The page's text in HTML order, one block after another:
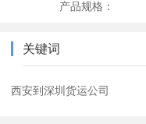
产品规格：
关键词
西安到深圳货运公司